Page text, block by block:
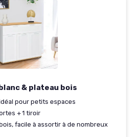
& plateau bois
pour petits espaces
+ 1 tiroir
facile à assortir à de nombreux